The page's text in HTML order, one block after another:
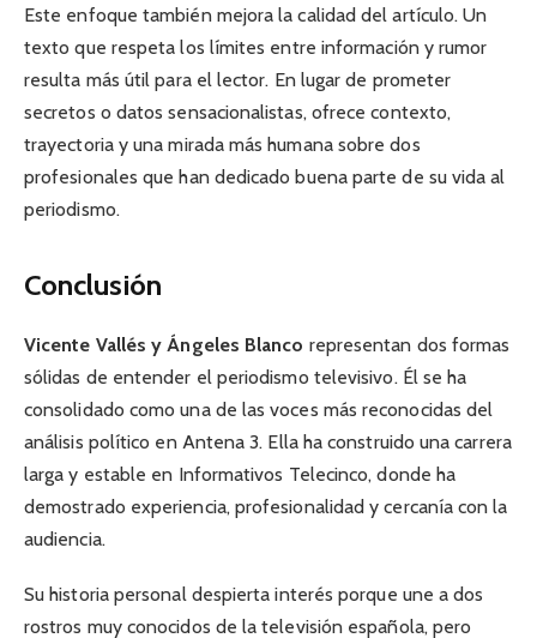
Este enfoque también mejora la calidad del artículo. Un
texto que respeta los límites entre información y rumor
resulta más útil para el lector. En lugar de prometer
secretos o datos sensacionalistas, ofrece contexto,
trayectoria y una mirada más humana sobre dos
profesionales que han dedicado buena parte de su vida al
periodismo.
Conclusión
Vicente Vallés y Ángeles Blanco representan dos formas
sólidas de entender el periodismo televisivo. Él se ha
consolidado como una de las voces más reconocidas del
análisis político en Antena 3. Ella ha construido una carrera
larga y estable en Informativos Telecinco, donde ha
demostrado experiencia, profesionalidad y cercanía con la
audiencia.
Su historia personal despierta interés porque une a dos
rostros muy conocidos de la televisión española, pero